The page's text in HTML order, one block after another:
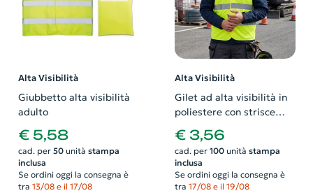
Alta Visibilità
Giubbetto alta visibilità
adulto
€ 5,58
cad. per 50unità stampa
inclusa
Se ordini oggi la consegna è
tra 13/08 e il 17/08
Alta Visibilità
Gilet ad alta visibilità in
poliestere con strisce
catarifrangente
€ 3,56
cad. per 100unità stampa
inclusa
Se ordini oggi la consegna è
tra 17/08 e il 19/08